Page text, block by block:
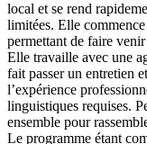
local et se rend
limitées. Elle commence
permettant de faire
Elle travaille avec une
fait passer un entretien
l’expérience
linguistiques requises.
ensemble pour
Le programme étant